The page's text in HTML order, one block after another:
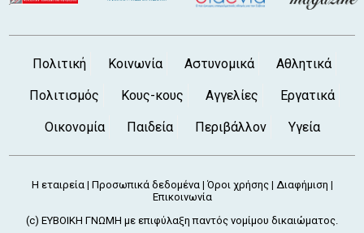
Πολιτική Κοινωνία Αστυνομικά Αθλητικά
Πολιτισμός Κους-κους Αγγελίες Εργατικά
Οικονομία Παιδεία Περιβάλλον Υγεία
Η εταιρεία | Προσωπικά δεδομένα | Όροι χρήσης| Διαφήμιση |
Επικοινωνία
(c) ΕΥΒΟΙΚΗ ΓΝΩΜΗ με επιφύλαξη παντός νομίμου δικαιώματος.